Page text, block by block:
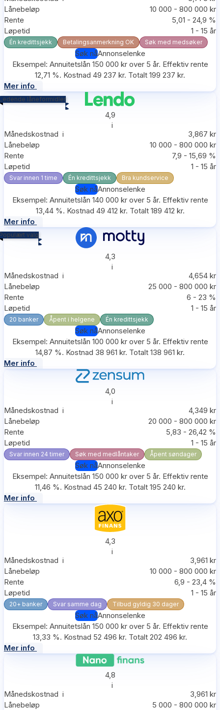
Lånebeløp
10 000 - 800 000 kr
Rente
5,01 - 24,9 %
Løpetid
1 - 15 år
Én kredittsjekk Betalingsanmerkning OK Søk med medsøker
Søk nåAnnonselenke
Eksempel: Annuitetslån 150 000 kr over 5 år. Effektiv rente
12,71 %. Kostnad 49 237 kr. Totalt 199 237 kr.
Mer info
låneformidler
4,9
i
Månedskostnad i
3,867 kr
Lånebeløp
10 000 - 800 000 kr
Rente
7,9 - 15,69 %
Løpetid
1 - 15 år
Svar innen 1 time Én kredittsjekk Bra kundservice
Søk nåAnnonselenke
Eksempel: Annuitetslån 140 000 kr over 5 år. Effektiv rente
13,44 %. Kostnad 49 412 kr. Totalt 189 412 kr.
Mer info
valg
4,3
i
Månedskostnad i
4,654 kr
Lånebeløp
25 000 - 800 000 kr
Rente
6 - 23 %
Løpetid
1 - 15 år
20 banker Åpent i helgene Én kredittsjekk
Søk nåAnnonselenke
Eksempel: Annuitetslån 100 000 kr over 5 år. Effektiv rente
14,87 %. Kostnad 38 961 kr. Totalt 138 961 kr.
Mer info
4,0
i
Månedskostnad i
4,349 kr
Lånebeløp
20 000 - 800 000 kr
Rente
5,83 - 26,42 %
Løpetid
1 - 15 år
Svar innen 24 timer Søk med medlåntaker Åpent søndager
Søk nåAnnonselenke
Eksempel: Annuitetslån 150 000 kr over 5 år. Effektiv rente
11,46 %. Kostnad 45 240 kr. Totalt 195 240 kr.
Mer info
4,3
i
Månedskostnad i
3,961 kr
Lånebeløp
10 000 - 800 000 kr
Rente
6,9 - 23,4 %
Løpetid
1 - 15 år
20+ banker Svar samme dag Tilbud gyldig 30 dager
Søk nåAnnonselenke
Eksempel: Annuitetslån 150 000 kr over 5 år. Effektiv rente
13,33 %. Kostnad 52 496 kr. Totalt 202 496 kr.
Mer info
4,8
i
Månedskostnad i
3,961 kr
Lånebeløp
5 000 - 800 000 kr